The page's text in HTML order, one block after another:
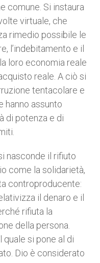
comune. Si instaura
virtuale, che
rimedio possibile le
l’indebitamento e il
loro economia reale
reale. A ciò si
tentacolare e
hanno assunto
di potenza e di
nasconde il rifiuto
come la solidarietà,
controproducente:
il denaro e il
rifiuta la
della persona.
quale si pone al di
Dio è considerato